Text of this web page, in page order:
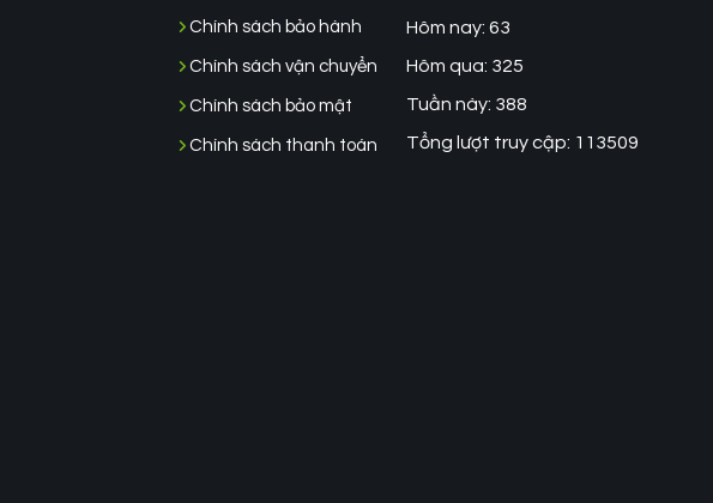
Chính sách bảo hành
Chính sách vận chuyển
Chính sách bảo mật
Chính sách thanh toán
Hôm nay: 63
Hôm qua: 325
Tuần này: 388
Tổng lượt truy cập: 113509